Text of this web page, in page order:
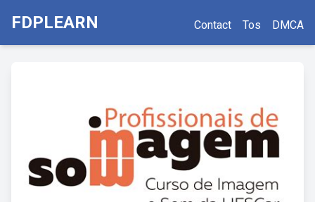
FDPLEARN Contact Tos DMCA